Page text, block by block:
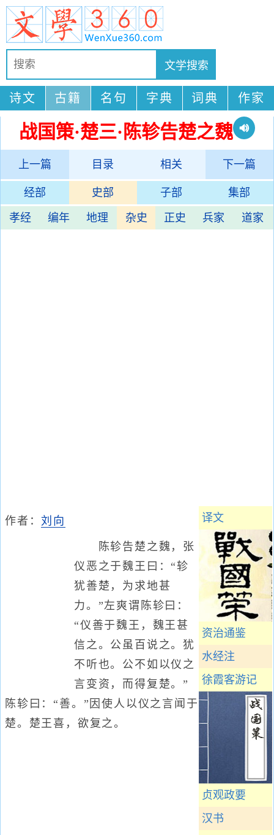
诗文 古籍 名句 字典 词典 作家
战国策·楚三·陈轸告楚之魏
上一篇 目录 相关 下一篇
经部 史部 子部 集部
孝经 编年 地理 杂史 正史 兵家 道家
译文
资治通鉴
水经注
徐霞客游记
贞观政要
汉书
作者：刘向
陈轸告楚之魏，张
仪恶之于魏王曰：“轸
犹善楚，为求地甚
力。”左爽谓陈轸曰：
“仪善于魏王，魏王甚
信之。公虽百说之。犹
不听也。公不如以仪之
言变资，而得复楚。”
陈轸曰：“善。”因使人以仪之言闻于
楚。楚王喜，欲复之。